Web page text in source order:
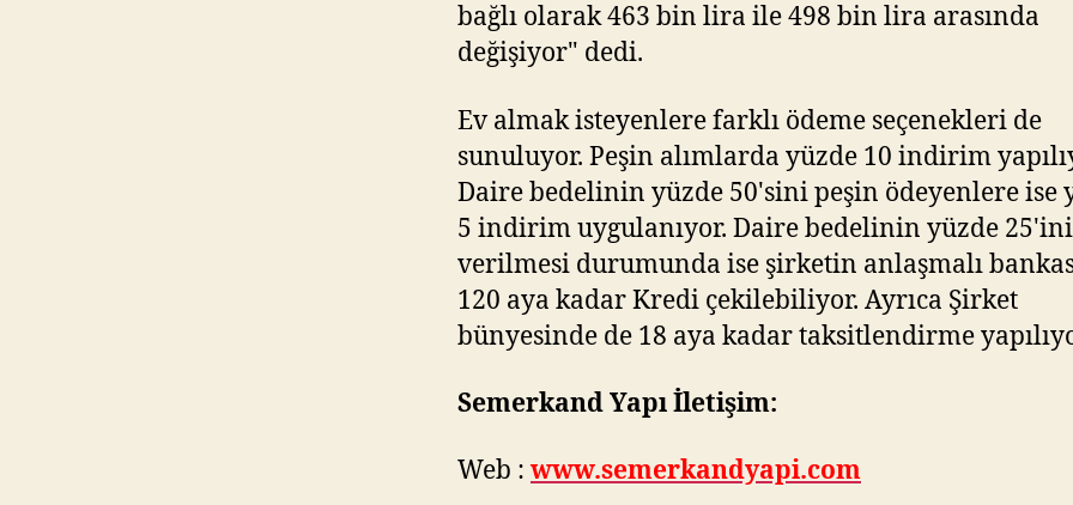
bağlı olarak 463 bin lira ile 498 bin lira arasında
değişiyor" dedi.
Ev almak isteyenlere farklı ödeme seçenekleri de
sunuluyor. Peşin alımlarda yüzde 10 indirim
Daire bedelinin yüzde 50'sini peşin ödeyenlere ise
5 indirim uygulanıyor. Daire bedelinin yüzde
verilmesi durumunda ise şirketin anlaşmalı
120 aya kadar Kredi çekilebiliyor. Ayrıca Şirket
bünyesinde de 18 aya kadar taksitlendirme
Semerkand Yapı İletişim:
Web : www.semerkandyapi.com